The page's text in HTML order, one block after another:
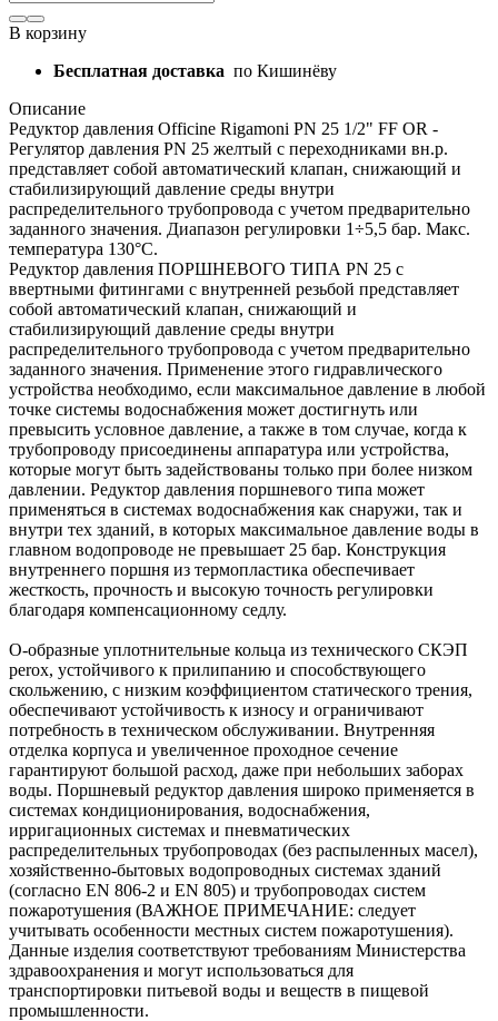
В корзину
Бесплатная доставка по Кишинёву
Описание
Редуктор давления Officine Rigamoni PN 25 1/2" FF OR -
Регулятор давления PN 25 желтый с переходниками вн.р.
представляет собой автоматический клапан, снижающий и
стабилизирующий давление среды внутри
распределительного трубопровода с учетом предварительно
заданного значения. Диапазон регулировки 1÷5,5 бар. Макс.
температура 130°C.
Редуктор давления ПОРШНЕВОГО ТИПА PN 25 с
ввертными фитингами с внутренней резьбой представляет
собой автоматический клапан, снижающий и
стабилизирующий давление среды внутри
распределительного трубопровода с учетом предварительно
заданного значения. Применение этого гидравлического
устройства необходимо, если максимальное давление в любой
точке системы водоснабжения может достигнуть или
превысить условное давление, а также в том случае, когда к
трубопроводу присоединены аппаратура или устройства,
которые могут быть задействованы только при более низком
давлении. Редуктор давления поршневого типа может
применяться в системах водоснабжения как снаружи, так и
внутри тех зданий, в которых максимальное давление воды в
главном водопроводе не превышает 25 бар. Конструкция
внутреннего поршня из термопластика обеспечивает
жесткость, прочность и высокую точность регулировки
благодаря компенсационному седлу.
О-образные уплотнительные кольца из технического СКЭП
perox, устойчивого к прилипанию и способствующего
скольжению, с низким коэффициентом статического трения,
обеспечивают устойчивость к износу и ограничивают
потребность в техническом обслуживании. Внутренняя
отделка корпуса и увеличенное проходное сечение
гарантируют большой расход, даже при небольших заборах
воды. Поршневый редуктор давления широко применяется в
системах кондиционирования, водоснабжения,
ирригационных системах и пневматических
распределительных трубопроводах (без распыленных масел),
хозяйственно-бытовых водопроводных системах зданий
(согласно EN 806-2 и EN 805) и трубопроводах систем
пожаротушения (ВАЖНОЕ ПРИМЕЧАНИЕ: следует
учитывать особенности местных систем пожаротушения).
Данные изделия соответствуют требованиям Министерства
здравоохранения и могут использоваться для
транспортировки питьевой воды и веществ в пищевой
промышленности.